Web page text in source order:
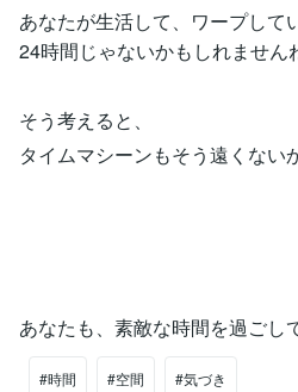
あなたが生活して、ワープして
24時間じゃないかもしれません
そう考えると、
タイムマシーンもそう遠くない
あなたも、素敵な時間を過ごし
#時間 #空間 #気づき